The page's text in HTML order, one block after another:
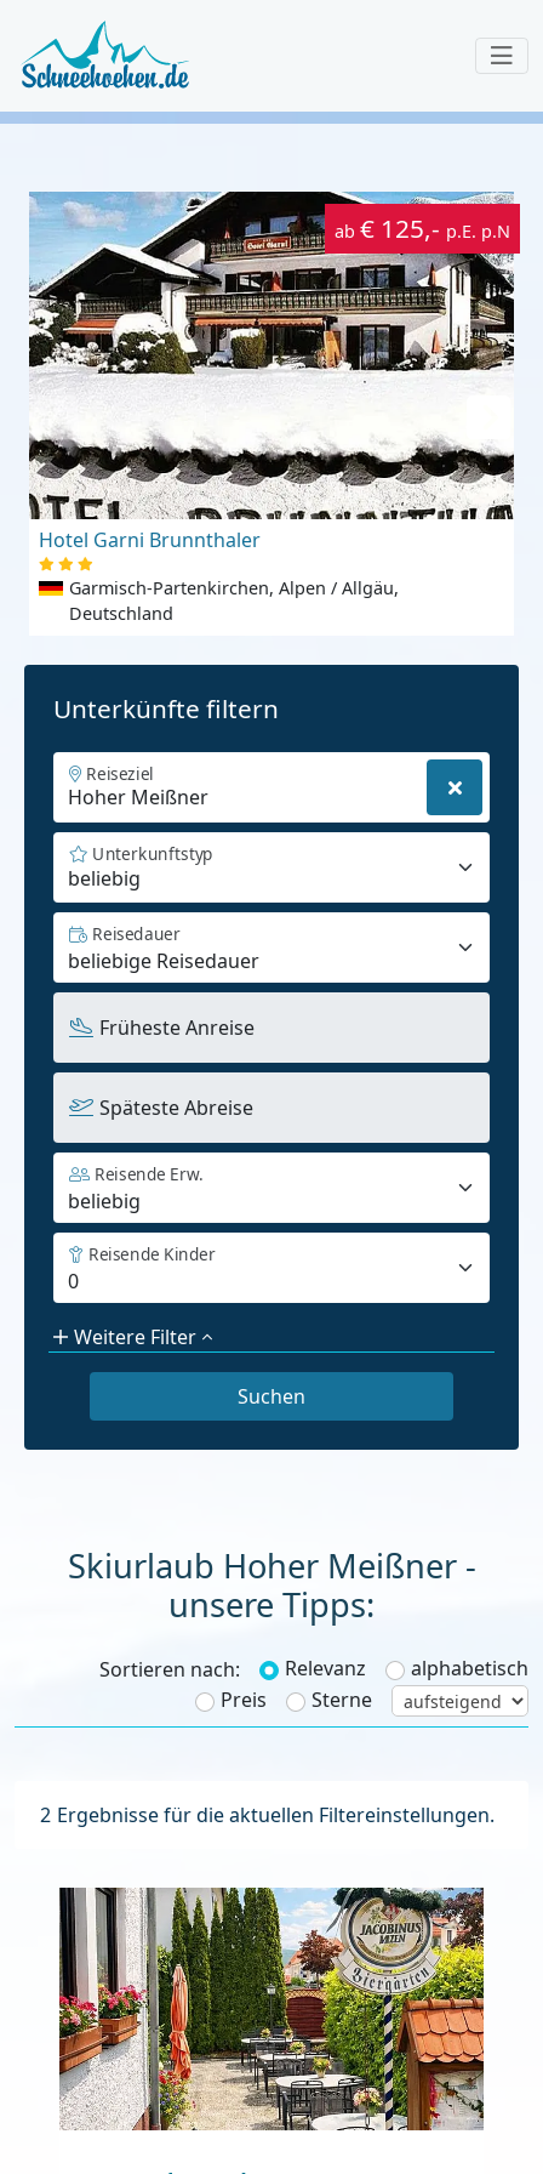
ab € 125,- p.E. p.N
Hotel Garni Brunnthaler
Garmisch-Partenkirchen, Alpen / Allgäu,
Deutschland
Unterkünfte filtern
Reiseziel
beliebig
Unterkunftstyp
Reisedauer
Früheste Anreise
Späteste Abreise
Reisende Erw.
Reisende Kinder
Weitere Filter
Skiurlaub Hoher Meißner -
unsere Tipps:
Sortieren nach: Relevanz
alphabetisch
Preis
Sterne
2 Ergebnisse für die aktuellen Filtereinstellungen.